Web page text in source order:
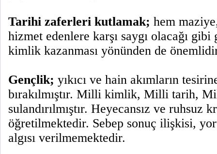
Tarihi zaferleri kutlamak; hem
hizmet edenlere karşı saygı olacağı
kimlik kazanması yönünden de
Gençlik; yıkıcı ve hain akımların
bırakılmıştır. Milli kimlik, Milli tarih,
sulandırılmıştır. Heyecansız ve ruhsuz
öğretilmektedir. Sebep sonuç ilişkisi,
algısı verilmemektedir.